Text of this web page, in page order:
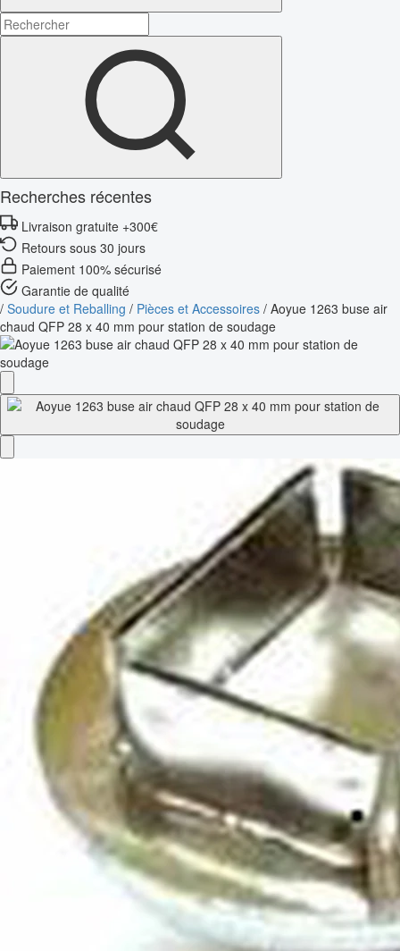
Recherches récentes
Livraison gratuite +300€
Retours sous 30 jours
Paiement 100% sécurisé
Garantie de qualité
/ Soudure et Reballing / Pièces et Accessoires / Aoyue 1263 buse air
chaud QFP 28 x 40 mm pour station de soudage